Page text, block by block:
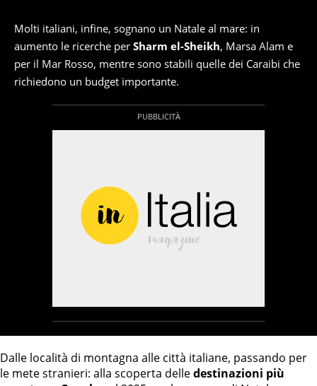
Molti italiani, infine, sognano un Natale al mare: in
aumento le ricerche per Sharm el-Sheikh, Marsa Alam e
per il Mar Rosso, mentre sono stabili quelle dei Caraibi che
richiedono un budget importante.
Dalle località di montagna alle città italiane, passando per
le mete stranieri: alla scoperta delledestinazioni più